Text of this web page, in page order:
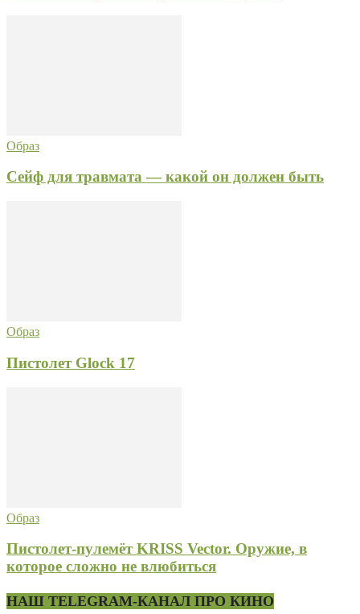
Образ
Сейф для травмата — какой он должен быть
Образ
Пистолет Glock 17
Образ
Пистолет-пулемёт KRISS Vector. Оружие, в
которое сложно не влюбиться
НАШ TELEGRAM-КАНАЛ ПРО КИНО